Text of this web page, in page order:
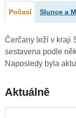
Počasí Slunce a
Čerčany leží v kraji
sestavena podle
Naposledy byla
Aktuálně